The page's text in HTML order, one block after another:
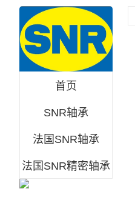
首页
SNR轴承
法国SNR轴承
法国SNR精密轴承